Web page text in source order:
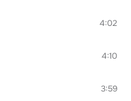
4:02
4:10
3:59